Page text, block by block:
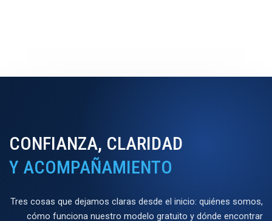
CONFIANZA, CLARIDAD
Y ACOMPAÑAMIENTO
Tres cosas que dejamos claras desde el inicio: quiénes somos,
cómo funciona nuestro modelo gratuito y dónde encontrar